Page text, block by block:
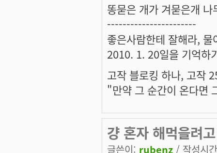
똥묻은 개가 겨묻은개
-----------------------
좋은사람한테 잘해라,
2010. 1. 20일을 기억하
고작 블로킹 하나, 고작
"만약 그 순간이 온다면
걍 혼자 해먹을려
글쓴이: rubenz / 작성시